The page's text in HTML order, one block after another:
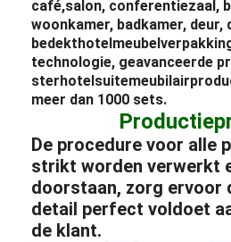
café,salon, conferentiezaal,
woonkamer, badkamer, deur,
bedekthotel
technologie, geavanceerde
sterhotelsuitemeubilair
meer dan 1000 sets.
De procedure voor alle
strikt worden verwerkt
doorstaan, zorg ervoor
detail perfect voldoet
de klant.